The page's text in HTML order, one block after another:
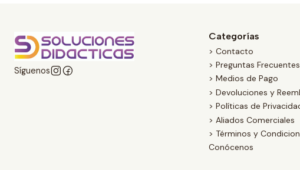
Síguenos
Categorías
> Contacto
> Preguntas Frecuentes
> Medios de Pago
> Devoluciones y
> Políticas de
> Aliados Comerciales
> Términos y
Conócenos